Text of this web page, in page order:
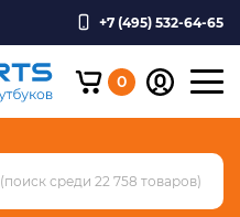
+7 (495) 532-64-65
0